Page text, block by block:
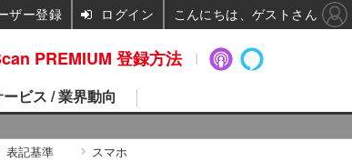
ビス / 業界動向
表記基準 スマホ
PREMIUM 登録方法
ザー登録 ログイン こんにちは、ゲストさん